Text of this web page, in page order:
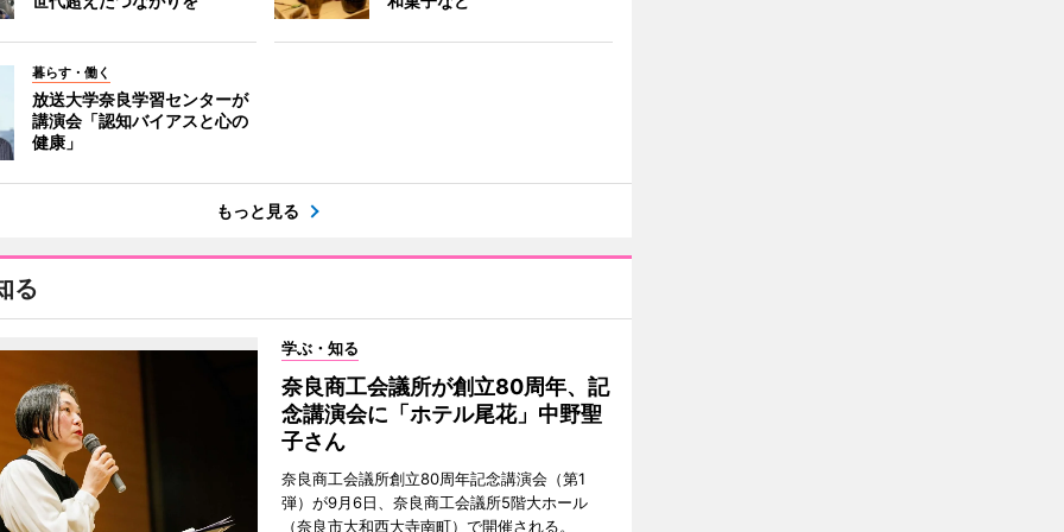
暮らす・働く
放送大学奈良学習センターが
講演会「認知バイアスと心の
健康」
もっと見る
る
学ぶ・知る
奈良商工会議所が創立80周年、記
念講演会に「ホテル尾花」中野聖
子さん
奈良商工会議所創立80周年記念講演会（第1
弾）が9月6日、奈良商工会議所5階大ホール
（奈良市大和西大寺南町）で開催される。